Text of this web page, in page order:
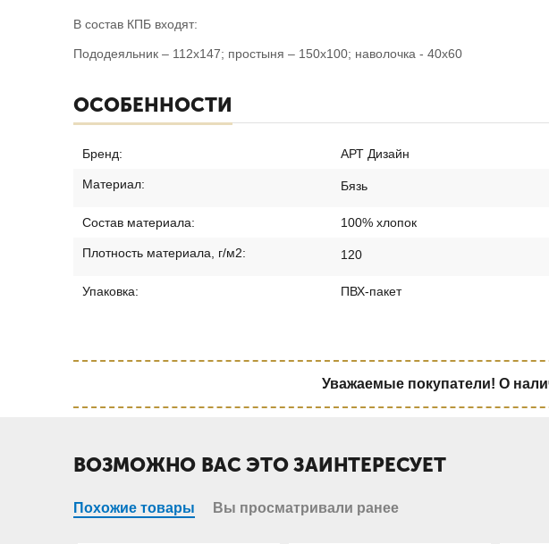
В состав КПБ входят:
Пододеяльник – 112х147; простыня – 150х100; наволочка - 40х60
ОСОБЕННОСТИ
Бренд: АРТ Дизайн
Материал: Бязь
Состав материала: 100% хлопок
Плотность материала, г/м2: 120
Упаковка: ПВХ-пакет
Уважаемые покупатели! О
ВОЗМОЖНО ВАС ЭТО ЗАИНТЕРЕСУЕТ
Похожие товары Вы просматривали ранее